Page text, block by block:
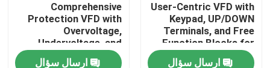
User-Centric VFD with
Keypad, UP/DOWN
Terminals, and Free
Function Blocks for
Easy Operation and
ارسال سؤال
Comprehensive
Protection VFD with
Overvoltage,
Undervoltage, and
Phase Loss Safety
ارسال سؤال